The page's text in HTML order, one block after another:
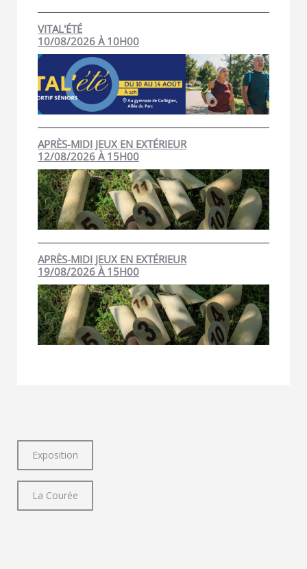
VITAL'ÉTÉ
10/08/2026 À 10H00
APRÈS-MIDI JEUX EN EXTÉRIEUR
12/08/2026 À 15H00
APRÈS-MIDI JEUX EN EXTÉRIEUR
19/08/2026 À 15H00
Exposition
La Courée